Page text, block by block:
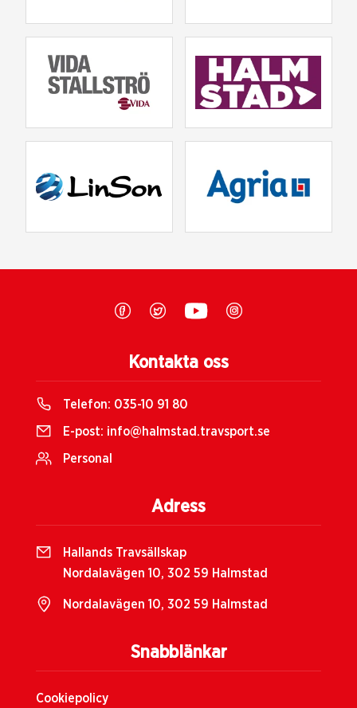
Snabblänkar
Cookiepolicy
Kontakta oss
Telefon: 035-10 91 80
E-post: info@halmstad.travsport.se
Personal
Adress
Hallands Travsällskap
Nordalavägen 10, 302 59 Halmstad
Nordalavägen 10, 302 59 Halmstad